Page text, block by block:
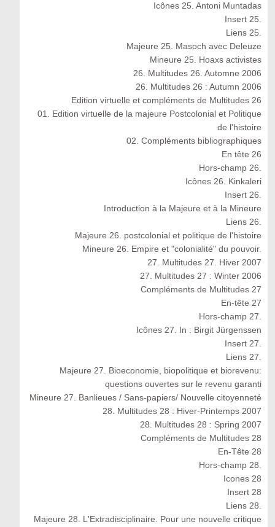
Icônes 25. Antoni Muntadas
Insert 25.
Liens 25.
Majeure 25. Masoch avec Deleuze
Mineure 25. Hoaxs activistes
26. Multitudes 26. Automne 2006
26. Multitudes 26 : Autumn 2006
Edition virtuelle et compléments de Multitudes 26
01. Edition virtuelle de la majeure Postcolonial et Politique
de l'histoire
02. Compléments bibliographiques
En tête 26
Hors-champ 26.
Icônes 26. Kinkaleri
Insert 26.
Introduction à la Majeure et à la Mineure
Liens 26.
Majeure 26. postcolonial et politique de l'histoire
Mineure 26. Empire et "colonialité" du pouvoir.
27. Multitudes 27. Hiver 2007
27. Multitudes 27 : Winter 2006
Compléments de Multitudes 27
En-tête 27
Hors-champ 27.
Icônes 27. In : Birgit Jürgenssen
Insert 27.
Liens 27.
Majeure 27. Bioeconomie, biopolitique et biorevenu:
questions ouvertes sur le revenu garanti
Mineure 27. Banlieues / Sans-papiers/ Nouvelle citoyenneté
28. Multitudes 28 : Hiver-Printemps 2007
28. Multitudes 28 : Spring 2007
Compléments de Multitudes 28
En-Tête 28
Hors-champ 28.
Icones 28
Insert 28
Liens 28.
Majeure 28. L'Extradisciplinaire. Pour une nouvelle critique